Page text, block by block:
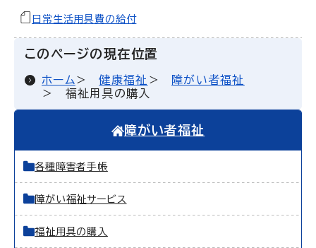
日常生活用具費の給付
このページの現在位置
ホーム 健康福祉
障がい者福祉
福祉用具の購入
障がい者福祉
各種障害者手帳
障がい福祉サービス
福祉用具の購入